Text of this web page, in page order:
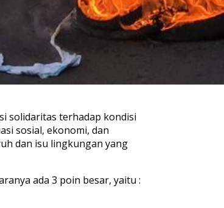
solidaritas terhadap kondisi
sosial, ekonomi, dan
dan isu lingkungan yang
ada 3 poin besar, yaitu :